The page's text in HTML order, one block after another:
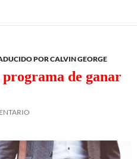
POR CALVIN GEORGE
de ganar